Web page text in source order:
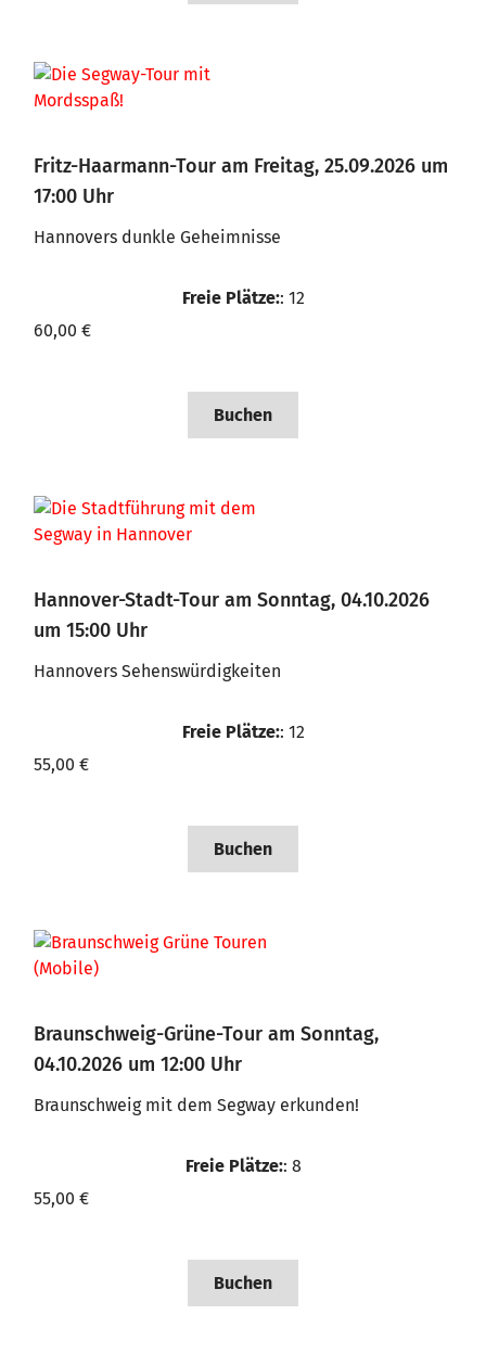
Fritz-Haarmann-Tour am Freitag, 25.09.2026 um
17:00 Uhr
Hannovers dunkle Geheimnisse
Freie Plätze:: 12
60,00 €
Buchen
Hannover-Stadt-Tour am Sonntag, 04.10.2026
um 15:00 Uhr
Hannovers Sehenswürdigkeiten
Freie Plätze:: 12
55,00 €
Buchen
Braunschweig-Grüne-Tour am Sonntag,
04.10.2026 um 12:00 Uhr
Braunschweig mit dem Segway erkunden!
Freie Plätze:: 8
55,00 €
Buchen